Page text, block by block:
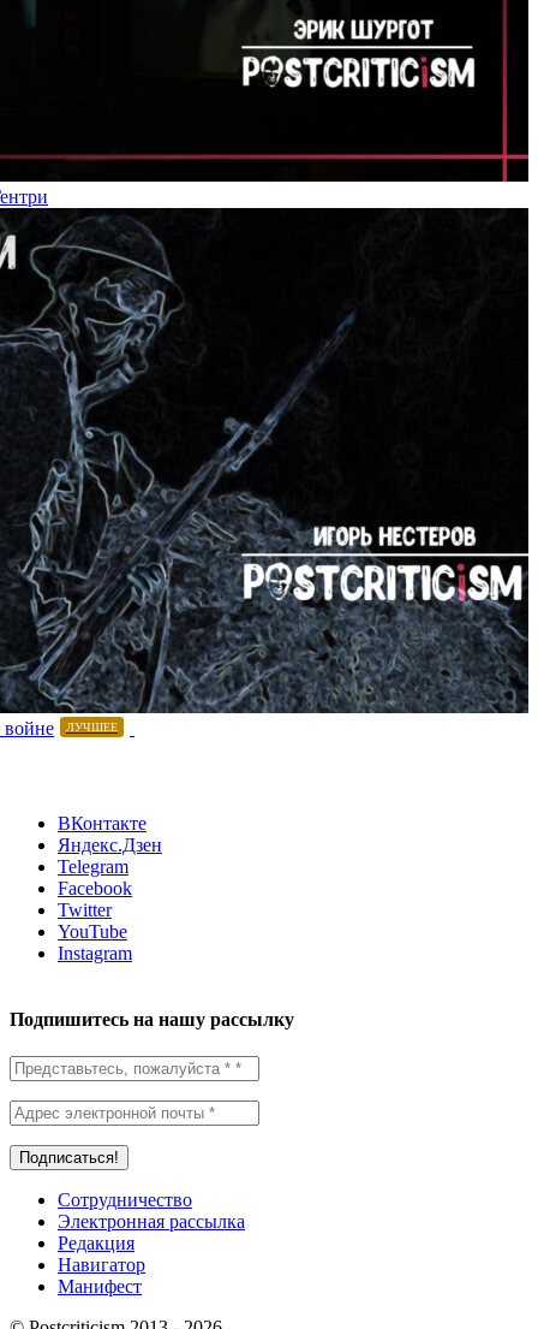
ЛУЧШЕЕ
ВКонтакте
Яндекс.Дзен
Telegram
Facebook
Twitter
YouTube
Instagram
Подпишитесь на нашу рассылку
Сотрудничество
Электронная рассылка
Редакция
Навигатор
Манифест